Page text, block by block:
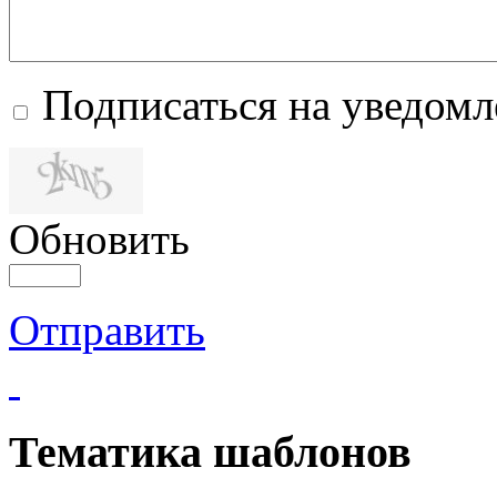
Подписаться на
Обновить
Отправить
Тематика шаблонов